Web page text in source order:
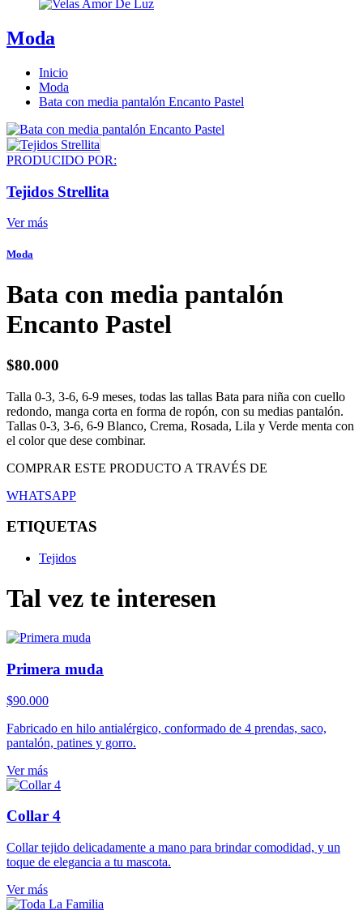
Moda
Inicio
Moda
Bata con media pantalón Encanto Pastel
PRODUCIDO POR:
Tejidos Strellita
Ver más
Moda
Bata con media pantalón
Encanto Pastel
$80.000
Talla 0-3, 3-6, 6-9 meses, todas las tallas Bata para niña con cuello
redondo, manga corta en forma de ropón, con su medias pantalón.
Tallas 0-3, 3-6, 6-9 Blanco, Crema, Rosada, Lila y Verde menta con
el color que dese combinar.
COMPRAR ESTE PRODUCTO A TRAVÉS DE
WHATSAPP
ETIQUETAS
Tejidos
Tal vez te interesen
Primera muda
$90.000
Fabricado en hilo antialérgico, conformado de 4 prendas, saco,
pantalón, patines y gorro.
Ver más
Collar 4
Collar tejido delicadamente a mano para brindar comodidad, y un
toque de elegancia a tu mascota.
Ver más